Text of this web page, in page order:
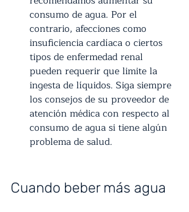
consumo de agua. Por el
contrario, afecciones como
insuficiencia cardíaca o ciertos
tipos de enfermedad renal
pueden requerir que limite la
ingesta de líquidos. Siga siempre
los consejos de su proveedor de
atención médica con respecto al
consumo de agua si tiene algún
problema de salud.
Cuando beber más agua